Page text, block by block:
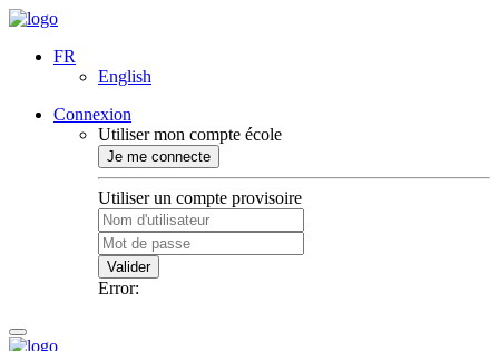
FR
English
Connexion
Utiliser mon compte école
Je me connecte
Utiliser un compte provisoire
Valider
Error: